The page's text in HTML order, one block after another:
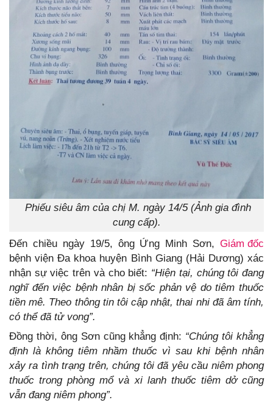
Phiếu siêu âm của chị M. ngày 14/5 (Ảnh gia đình
cung cấp).
Đến chiều ngày 19/5, ông Ứng Minh Sơn, Giám đốc
bệnh viện Đa khoa huyện Bình Giang (Hải Dương) xác
nhận sự việc trên và cho biết: “Hiện tại, chúng tôi đang
nghĩ đến việc bệnh nhân bị sốc phản vệ do tiêm thuốc
tiền mê. Theo thông tin tôi cập nhật, thai nhi đã âm tính,
có thể đã tử vong”.
Đồng thời, ông Sơn cũng khẳng định: “Chúng tôi khẳng
định là không tiêm nhầm thuốc vì sau khi bệnh nhân
xảy ra tình trạng trên, chúng tôi đã yêu cầu niêm phong
thuốc trong phòng mổ và xi lanh thuốc tiêm dở cũng
vẫn đang niêm phong”.